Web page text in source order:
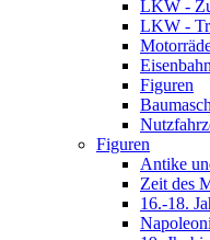
LKW -
LKW -
Figuren
Figuren
Antike
Zeit des
16.-18.